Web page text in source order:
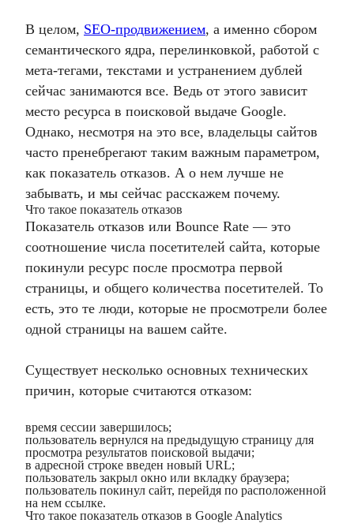
В целом, SEO-продвижением, а именно сбором
семантического ядра, перелинковкой, работой с
мета-тегами, текстами и устранением дублей
сейчас занимаются все. Ведь от этого зависит
место ресурса в поисковой выдаче Google.
Однако, несмотря на это все, владельцы сайтов
часто пренебрегают таким важным параметром,
как показатель отказов. А о нем лучше не
забывать, и мы сейчас расскажем почему.
Что такое показатель отказов
Показатель отказов или Bounce Rate — это
соотношение числа посетителей сайта, которые
покинули ресурс после просмотра первой
страницы, и общего количества посетителей. То
есть, это те люди, которые не просмотрели более
одной страницы на вашем сайте.
Существует несколько основных технических
причин, которые считаются отказом:
время сессии завершилось;
пользователь вернулся на предыдущую страницу для
просмотра результатов поисковой выдачи;
в адресной строке введен новый URL;
пользователь закрыл окно или вкладку браузера;
пользователь покинул сайт, перейдя по расположенной
на нем ссылке.
Что такое показатель отказов в Google Analytics